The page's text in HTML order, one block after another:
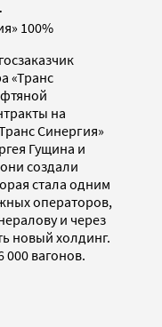
100%
«Транс
на
Cинергия»
Гущина и
создали
стала одним
операторов,
и через
новый холдинг.
000 вагонов.